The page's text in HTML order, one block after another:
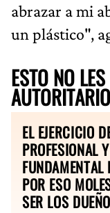
abrazar a mi
un plástico",
ESTO NO
EL EJERCICIO
PROFESIONAL
POR ESO
SER LOS